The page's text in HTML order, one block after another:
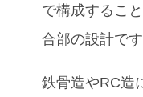
で構成するこ
合部の設計です
鉄骨造やRC造